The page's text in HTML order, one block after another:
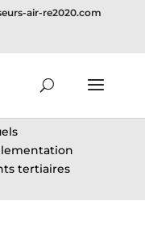
tertiaires
air-re2020.com